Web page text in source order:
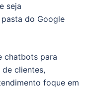
seja
do Google
chatbots para
clientes,
foque em